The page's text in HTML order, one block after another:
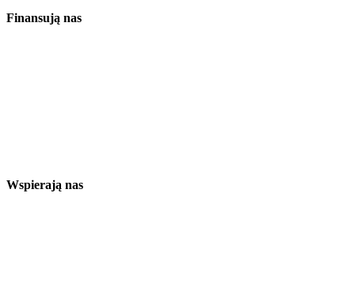
Finansują nas
Wspierają nas